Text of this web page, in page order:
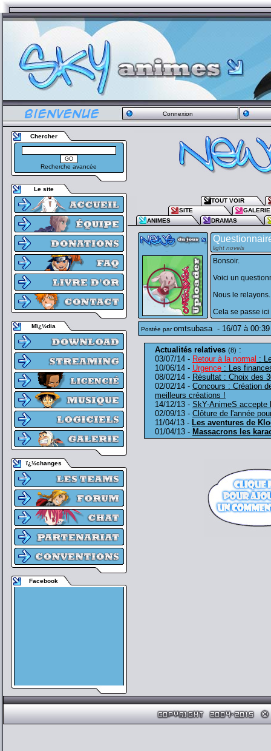
Connexion
Chercher
Recherche avancée
Le site
Mï¿½dia
ï¿½changes
Facebook
TOUT VOIR
SITE
GALERIE
ANIMES
DRAMAS
light novels
Bonsoir.
Voici un
Nous le
Cela se passe
Postée paromtsubasa- 16/07 à 00:39
Actualités relatives (8) :
03/07/14 - Retour à la normal :
10/06/14 - Urgence : Les
08/02/14 - Résultat : Choix des
02/02/14 - Concours : Création
meilleurs créations !
14/12/13 - SkY-AnimeS accepte
02/09/13 - Clôture de l'année
11/04/13 - Les aventures de
01/04/13 - Massacrons les